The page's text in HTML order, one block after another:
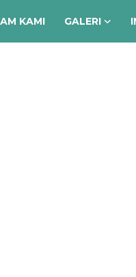
KAMI GALERI